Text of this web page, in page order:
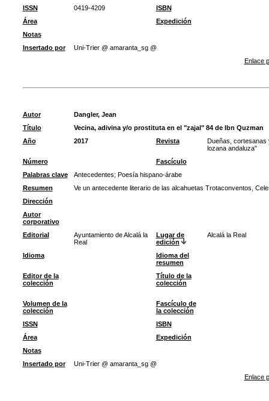
ISSN
0419-4209
ISBN
Área
Expedición
Notas
Insertado por
Uni-Trier @ amaranta_sg @
Enlace
Autor
Dangler, Jean
Título
Vecina, adivina y/o prostituta en el "zajal" 84 de Ibn Quzman
Año
2017 Revista
Dueñas, cortesanas
lozana andaluza"
Número
Fascículo
Palabras clave
Antecedentes; Poesía hispano-árabe
Resumen
Ve un antecedente literario de las alcahuetas Trotaconventos,
Dirección
Autor
corporativo
Editorial
Ayuntamiento de Alcalá la
Real
Lugar de
edición
Alcalá la Real
Idioma
Idioma del
resumen
Editor de la
colección
Título de la
colección
Volumen de la
colección
Fascículo de
la colección
ISSN
ISBN
Área
Expedición
Notas
Insertado por
Uni-Trier @ amaranta_sg @
Enlace